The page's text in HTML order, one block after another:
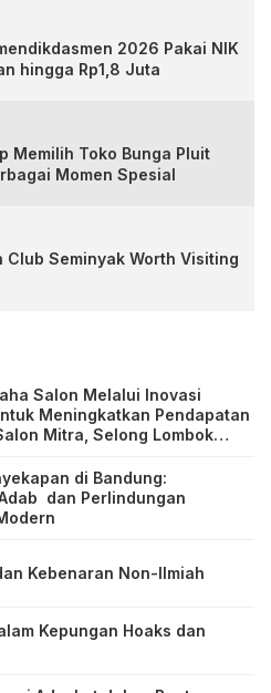
2026 Pakai NIK
hingga Rp1,8 Juta
Memilih Toko Bunga Pluit
Momen Spesial
Club Seminyak Worth Visiting
Salon Melalui Inovasi
Meningkatkan Pendapatan
Mitra, Selong Lombok
di Bandung:
dan Perlindungan
Kebenaran Non-Ilmiah
Kepungan Hoaks dan